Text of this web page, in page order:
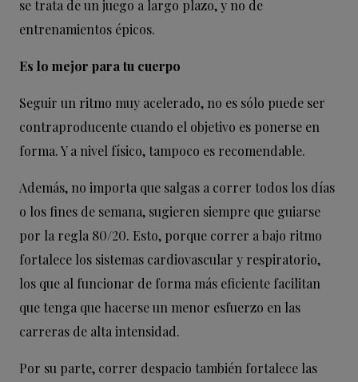
se trata de un juego a largo plazo, y no de
entrenamientos épicos.
Es lo mejor para tu cuerpo
Seguir un ritmo muy acelerado, no es sólo puede ser
contraproducente cuando el objetivo es ponerse en
forma. Y a nivel físico, tampoco es recomendable.
Además, no importa que salgas a correr todos los días
o los fines de semana, sugieren siempre que guiarse
por la regla 80/20. Esto, porque correr a bajo ritmo
fortalece los sistemas cardiovascular y respiratorio,
los que al funcionar de forma más eficiente facilitan
que tenga que hacerse un menor esfuerzo en las
carreras de alta intensidad.
Por su parte, correr despacio también fortalece las